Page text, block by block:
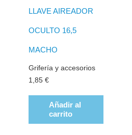
LLAVE AIREADOR
OCULTO 16,5
MACHO
Grifería y accesorios
1,85 €
Añadir al
carrito